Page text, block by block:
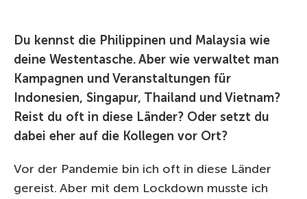
Du kennst die Philippinen und Malaysia wie
deine Westentasche. Aber wie verwaltet man
Kampagnen und Veranstaltungen für
Indonesien, Singapur, Thailand und Vietnam?
Reist du oft in diese Länder? Oder setzt du
dabei eher auf die Kollegen vor Ort?
Vor der Pandemie bin ich oft in diese Länder
gereist. Aber mit dem Lockdown musste ich